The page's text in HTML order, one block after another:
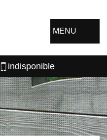
MENU
indisponible